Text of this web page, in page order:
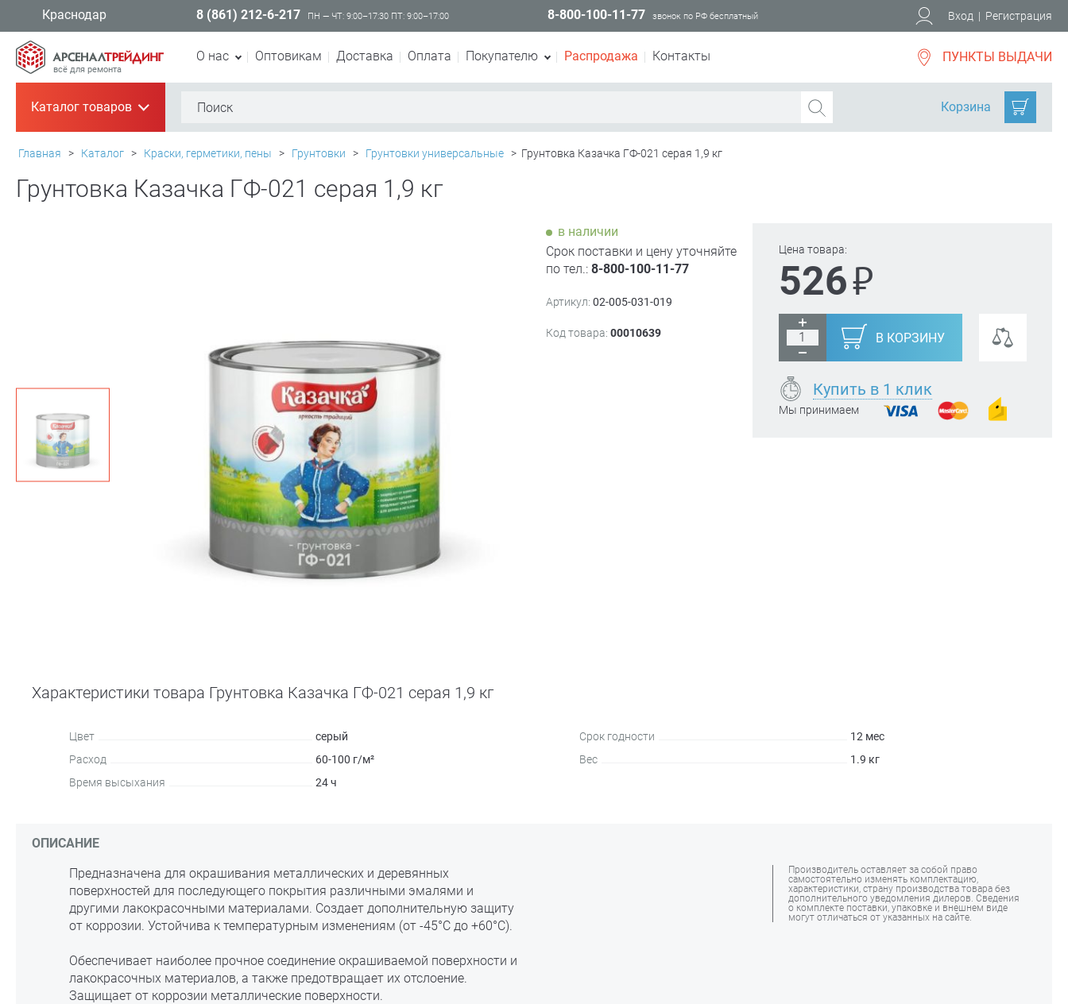
Краснодар 8 (861) 212-6-217 ПН — ЧТ: 9:00–17:30 ПТ: 9:00–17:00 8-800-100-11-77 звонок по РФ бесплатный Вход | Регистрация
всё для ремонта
О нас Оптовикам Доставка Оплата Покупателю Распродажа Контакты ПУНКТЫ ВЫДАЧИ
Каталог товаров+ Корзина
Главная > Каталог > Краски, герметики, пены > Грунтовки > Грунтовки универсальные > Грунтовка Казачка ГФ-021 серая 1,9 кг
Грунтовка Казачка ГФ-021 серая 1,9 кг
Цена товара:
526₽
В КОРЗИНУ
Купить в 1 клик
Мы принимаем
в наличии
Срок поставки и цену уточняйте
по тел.:8-800-100-11-77
Артикул: 02-005-031-019
Код товара: 00010639
Характеристики товара Грунтовка Казачка ГФ-021 серая 1,9 кг
Цвет
серый
Расход
60-100 г/м²
Время высыхания
24 ч
Срок годности
12 мес
Вес
1.9 кг
ОПИСАНИЕ
Предназначена для окрашивания металлических и деревянных
поверхностей для последующего покрытия различными эмалями и
другими лакокрасочными материалами. Создает дополнительную защиту
от коррозии. Устойчива к температурным изменениям (от -45°С до +60°С).
Обеспечивает наиболее прочное соединение окрашиваемой поверхности и
лакокрасочных материалов, а также предотвращает их отслоение.
Защищает от коррозии металлические поверхности.
Производитель оставляет за собой право
самостоятельно изменять комплектацию,
характеристики, страну производства товара без
дополнительного уведомления дилеров. Сведения
о комплекте поставки, упаковке и внешнем виде
могут отличаться от указанных на сайте.